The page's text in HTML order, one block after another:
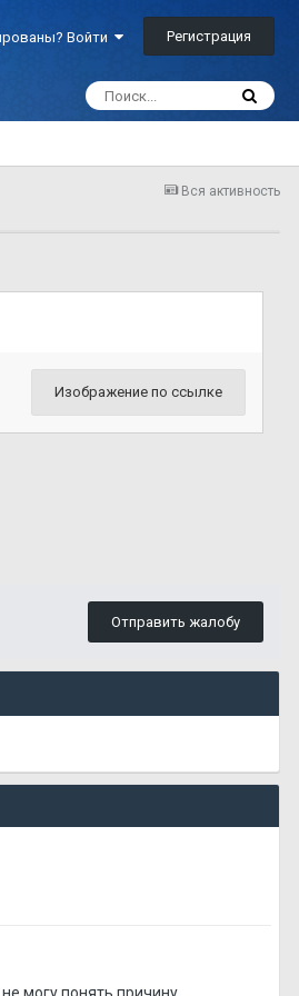
Войти Регистрация
Вся активность
Изображение по ссылке
Отправить жалобу